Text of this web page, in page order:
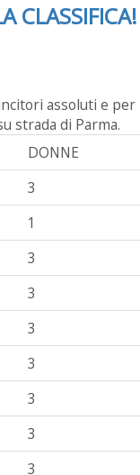
CLASSIFICA!
assoluti e per
strada di Parma.
DONNE
3
1
3
3
3
3
3
3
3